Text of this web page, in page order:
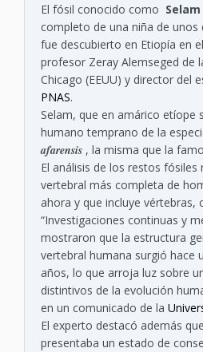
El fósil conocido como Selam
completo de una niña de unos
fue descubierto en Etiopía en
profesor Zeray Alemseged de
Chicago (EEUU) y director del
PNAS.
Selam, que en amárico etíope
humano temprano de la
afarensis , la misma que la
El análisis de los restos
vertebral más completa de
ahora y que incluye vértebras,
“Investigaciones continuas y
mostraron que la estructura
vertebral humana surgió hace
años, lo que arroja luz sobre
distintivos de la evolución
en un comunicado de la
El experto destacó además
presentaba un estado de